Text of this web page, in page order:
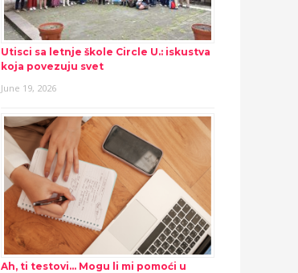
Utisci sa letnje škole Circle U.: iskustva
koja povezuju svet
June 19, 2026
Ah, ti testovi… Mogu li mi pomoći u